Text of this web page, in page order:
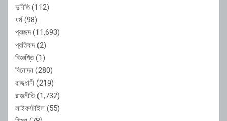
দুর্নীতি(112)
ধর্ম(98)
প্রচ্ছদ(11,693)
প্রতিবাদ(2)
বিজ্ঞপ্তি(1)
বিনোদন (280)
রাজধানী (219)
রাজনীতি(1,732)
লাইফস্টাইল (55)